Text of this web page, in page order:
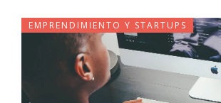
EMPRENDIMIENTO Y STARTUPS